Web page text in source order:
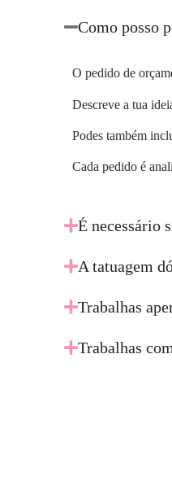
Como posso
O pedido de
Descreve a tua
Podes também
Cada pedido é
É necessário
A tatuagem
Trabalhas
Trabalhas